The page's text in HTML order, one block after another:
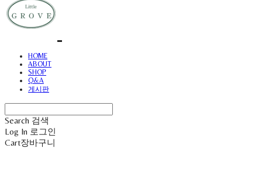
HOME
ABOUT
SHOP
Q&A
게시판
Search 검색
Log In 로그인
Cart장바구니